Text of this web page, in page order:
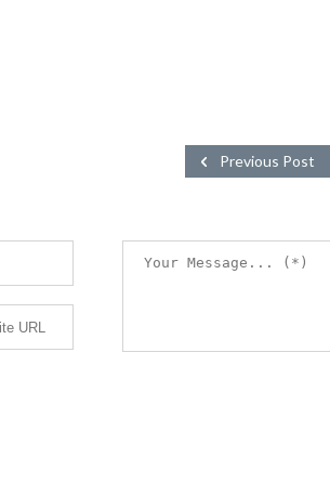
Previous Post